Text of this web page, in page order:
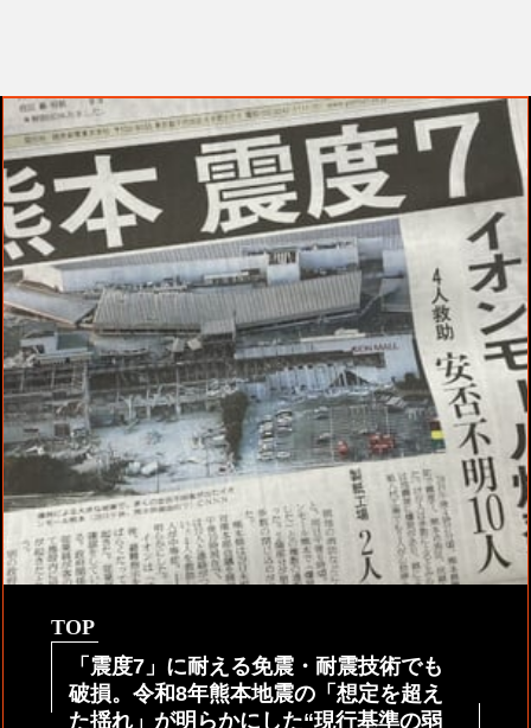
TOP
「震度7」に耐える免震・耐震技術でも
破損。令和8年熊本地震の「想定を超え
た揺れ」が明らかにした“現行基準の弱